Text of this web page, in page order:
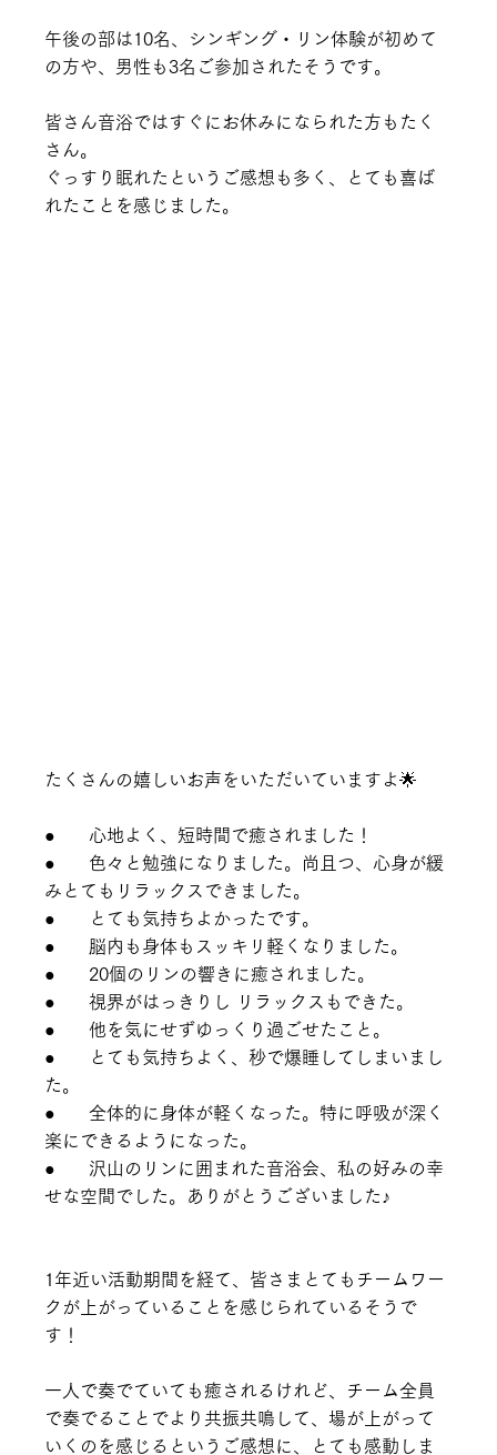
午後の部は10名、シンギング・リン体験が初めて
の方や、男性も3名ご参加されたそうです。
皆さん音浴ではすぐにお休みになられた方もたく
さん。
ぐっすり眠れたというご感想も多く、とても喜ば
れたことを感じました。
たくさんの嬉しいお声をいただいていますよ🌟
●      心地よく、短時間で癒されました ！
●      色々と勉強になりました。尚且つ、心身が緩
みとてもリラックスできました。
●      とても気持ちよかったです。
●      脳内も身体もスッキリ軽くなりました。
●      20個のリンの響きに癒されました。
●      視界がはっきりし リラックスもできた。
●      他を気にせずゆっくり過ごせたこと 。
●      とても気持ちよく、秒で爆睡してしまいまし
た。
●      全体的に身体が軽くなった。特に呼吸が深く
楽にできるようになった。
●      沢山のリンに囲まれた音浴会、私の好みの幸
せな空間でした。ありがとうございました♪
1年近い活動期間を経て、皆さまとてもチームワー
クが上がっていることを感じられているそうで
す！
一人で奏でていても癒されるけれど、チーム全員
で奏でることでより共振共鳴して、場が上がって
いくのを感じるというご感想に、とても感動しま